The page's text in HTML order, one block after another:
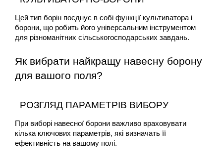
Цей тип борін поєднує в собі функції культиватора і
борони, що робить його універсальним інструментом
для різноманітних сільськогосподарських завдань.
Як вибрати найкращу навесну борону
для вашого поля?
РОЗГЛЯД ПАРАМЕТРІВ ВИБОРУ
При виборі навесної борони важливо враховувати
кілька ключових параметрів, які визначать її
ефективність на вашому полі.